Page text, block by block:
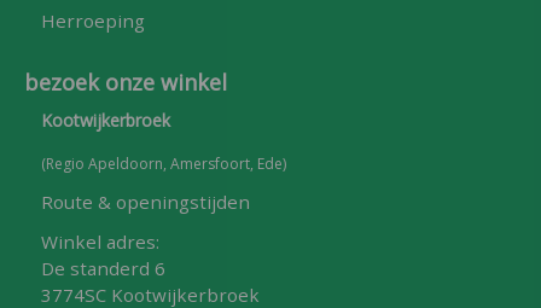
Herroeping
bezoek onze winkel
Kootwijkerbroek
(Regio Apeldoorn, Amersfoort, Ede)
Route & openingstijden
Winkel adres:
De standerd 6
3774SC Kootwijkerbroek